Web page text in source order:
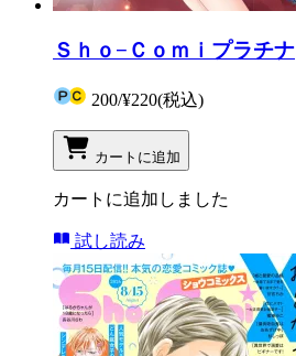
Ｓｈｏ−Ｃｏｍｉプラチナ
200/¥220(税込)
カートに追加
カートに追加しました
試し読み